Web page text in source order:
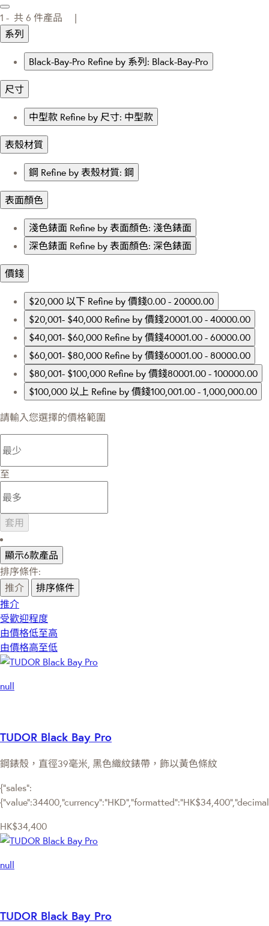
1 - 共 6 件產品 |
系列
Black-Bay-Pro Refine by 系列: Black-Bay-Pro
尺寸
中型款 Refine by 尺寸: 中型款
表殼材質
鋼 Refine by 表殼材質: 鋼
表面顏色
淺色錶面 Refine by 表面顏色: 淺色錶面
深色錶面 Refine by 表面顏色: 深色錶面
價錢
$20,000 以下 Refine by 價錢0.00 - 20000.00
$20,001- $40,000 Refine by 價錢20001.00 - 40000.00
$40,001- $60,000 Refine by 價錢40001.00 - 60000.00
$60,001- $80,000 Refine by 價錢60001.00 - 80000.00
$80,001- $100,000 Refine by 價錢80001.00 - 100000.00
$100,000 以上 Refine by 價錢100,001.00 - 1,000,000.00
請輸入您選擇的價格範圍
至
套用
顯示6款產品
排序條件:
推介
排序條件
推介
受歡迎程度
由價格低至高
由價格高至低
null
TUDOR Black Bay Pro
鋼錶殼，直徑39毫米, 黑色織紋錶帶，飾以黃色條紋
{"sales":
HK$34,400
null
TUDOR Black Bay Pro